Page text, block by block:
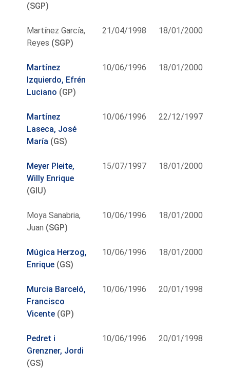
(SGP)
Martínez García,
Reyes (SGP)
21/04/1998 18/01/2000
Martínez
Izquierdo, Efrén
Luciano (GP)
10/06/1996 18/01/2000
Martínez
Laseca, José
María (GS)
10/06/1996 22/12/1997
Meyer Pleite,
Willy Enrique
(GIU)
15/07/1997 18/01/2000
Moya Sanabria,
Juan (SGP)
10/06/1996 18/01/2000
Múgica Herzog,
Enrique (GS)
10/06/1996 18/01/2000
Murcia Barceló,
Francisco
Vicente (GP)
10/06/1996 20/01/1998
Pedret i
Grenzner, Jordi
(GS)
10/06/1996 20/01/1998